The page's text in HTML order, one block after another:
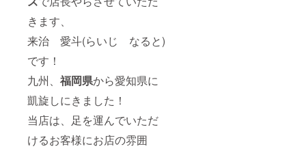
きます、
来治 愛斗(らいじ なると)
です！
九州、 福岡県から愛知県に
凱旋しにきました！
当店は、足を運んでいただ
けるお客様にお店の雰囲